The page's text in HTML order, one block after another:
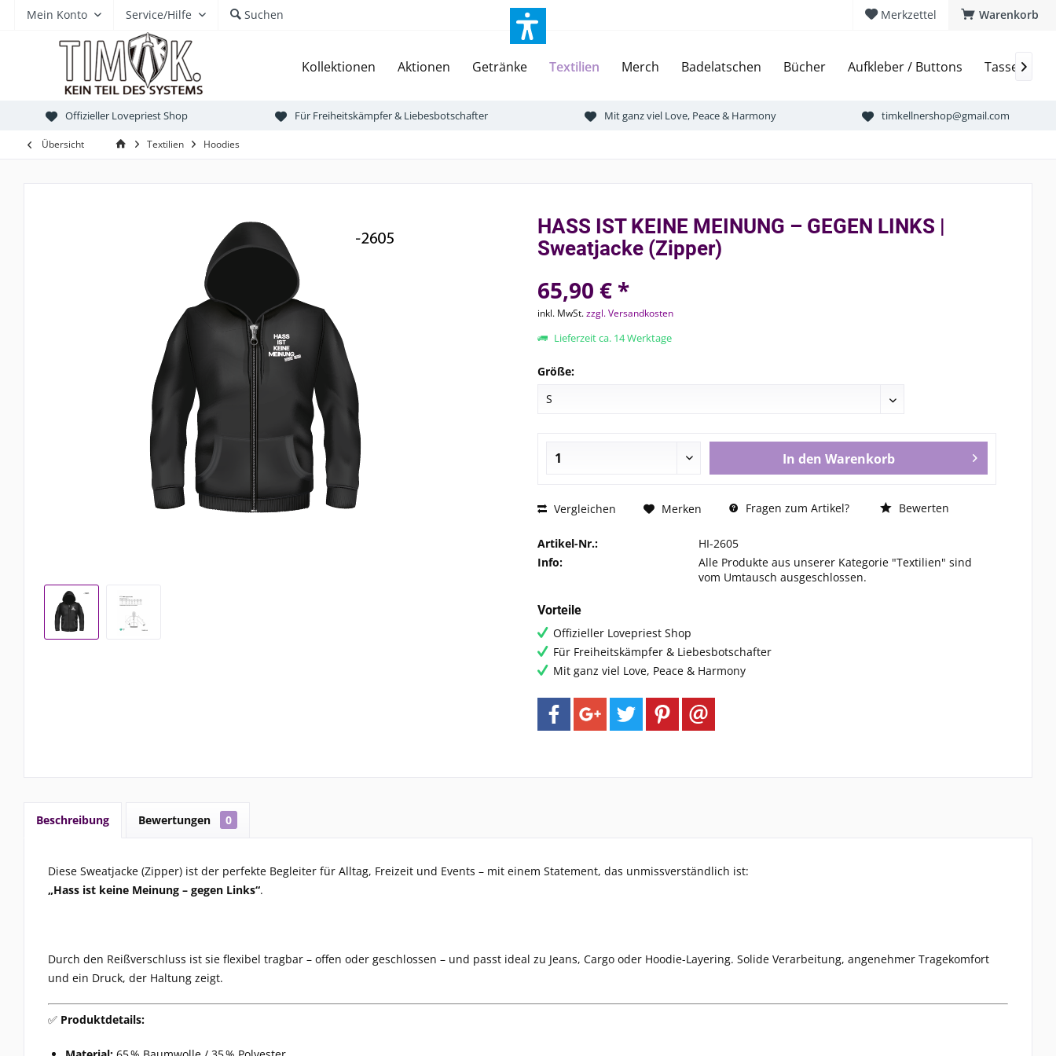
Warenkorb
Merkzettel
Mein Konto Service/Hilfe Suchen
Kollektionen Aktionen Getränke Textilien Merch Badelatschen Bücher Aufkleber / Buttons Tassen &

Offizieller Lovepriest Shop Für Freiheitskämpfer & Liebesbotschafter Mit ganz viel Love, Peace & Harmony timkellnershop@gmail.com
Übersicht Textilien Hoodies
HASS IST KEINE MEINUNG – GEGEN LINKS |
Sweatjacke (Zipper)
65,90 € *
inkl. MwSt.zzgl. Versandkosten
Lieferzeit ca. 14 Werktage
Größe:
In den Warenkorb
Vergleichen Merken Fragen zum Artikel? Bewerten
Artikel-Nr.:
HI-2605
Info:
Alle Produkte aus unserer Kategorie "Textilien" sind
vom Umtausch ausgeschlossen.
Vorteile
Offizieller Lovepriest Shop
Für Freiheitskämpfer & Liebesbotschafter
Mit ganz viel Love, Peace & Harmony
Beschreibung Bewertungen 0
Diese Sweatjacke (Zipper) ist der perfekte Begleiter für Alltag, Freizeit und Events – mit einem Statement, das unmissverständlich ist:
„Hass ist keine Meinung – gegen Links“.
Durch den Reißverschluss ist sie flexibel tragbar – offen oder geschlossen – und passt ideal zu Jeans, Cargo oder Hoodie-Layering. Solide Verarbeitung, angenehmer Tragekomfort
und ein Druck, der Haltung zeigt.
✅ Produktdetails: